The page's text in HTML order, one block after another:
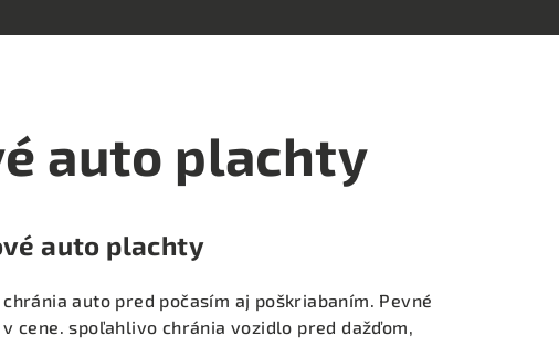
auto plachty
auto plachty
auto pred počasím aj poškriabaním. Pevné
cene. spoľahlivo chránia vozidlo pred dažďom,